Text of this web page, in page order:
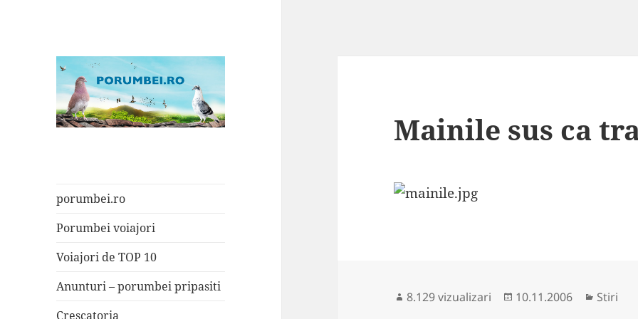
porumbei.ro
Porumbei voiajori
Voiajori de TOP 10
Anunturi – porumbei pripasiti
Crescatoria
Mainile sus ca
8.129 vizualizari
Publicat
10.11.2006 Categorii
Stiri